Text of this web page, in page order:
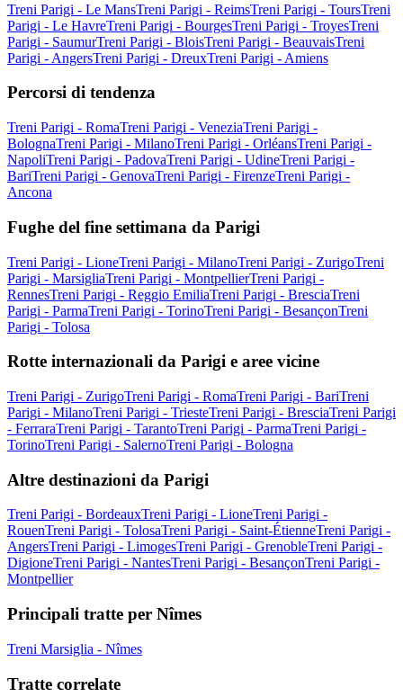
Treni Parigi - Le MansTreni Parigi - ReimsTreni Parigi - ToursTreni
Parigi - Le HavreTreni Parigi - BourgesTreni Parigi - TroyesTreni
Parigi - SaumurTreni Parigi - BloisTreni Parigi - BeauvaisTreni
Parigi - AngersTreni Parigi - DreuxTreni Parigi - Amiens
Percorsi di tendenza
Treni Parigi - RomaTreni Parigi - VeneziaTreni Parigi -
BolognaTreni Parigi - MilanoTreni Parigi - OrléansTreni Parigi -
NapoliTreni Parigi - PadovaTreni Parigi - UdineTreni Parigi -
BariTreni Parigi - GenovaTreni Parigi - FirenzeTreni Parigi -
Ancona
Fughe del fine settimana da Parigi
Treni Parigi - LioneTreni Parigi - MilanoTreni Parigi - ZurigoTreni
Parigi - MarsigliaTreni Parigi - MontpellierTreni Parigi -
RennesTreni Parigi - Reggio EmiliaTreni Parigi - BresciaTreni
Parigi - ParmaTreni Parigi - TorinoTreni Parigi - BesançonTreni
Parigi - Tolosa
Rotte internazionali da Parigi e aree vicine
Treni Parigi - ZurigoTreni Parigi - RomaTreni Parigi - BariTreni
Parigi - MilanoTreni Parigi - TriesteTreni Parigi - BresciaTreni Parigi
- FerraraTreni Parigi - TarantoTreni Parigi - ParmaTreni Parigi -
TorinoTreni Parigi - SalernoTreni Parigi - Bologna
Altre destinazioni da Parigi
Treni Parigi - BordeauxTreni Parigi - LioneTreni Parigi -
RouenTreni Parigi - TolosaTreni Parigi - Saint-ÉtienneTreni Parigi -
AngersTreni Parigi - LimogesTreni Parigi - GrenobleTreni Parigi -
DigioneTreni Parigi - NantesTreni Parigi - BesançonTreni Parigi -
Montpellier
Principali tratte per Nîmes
Treni Marsiglia - Nîmes
Tratte correlate